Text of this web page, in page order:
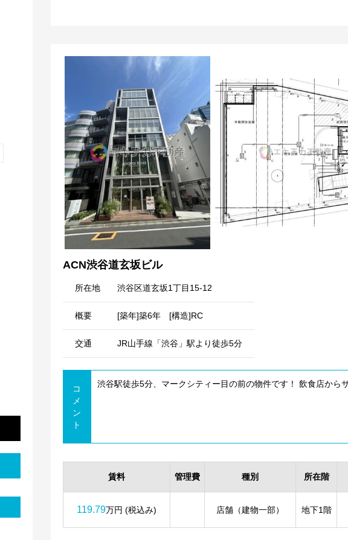
ACN渋谷道玄坂ビル
所在地 渋谷区道玄坂1丁目15-12
概要 [築年]築6年 [構造]RC
交通 JR山手線「渋谷」駅より徒歩5分
コ
メ
ン
ト
渋谷駅徒歩5分、マークシティー目の前の物件です！ 飲食店から
賃料 管理費 種別 所在階
119.79万円 (税込み) 店舗（建物一部） 地下1階